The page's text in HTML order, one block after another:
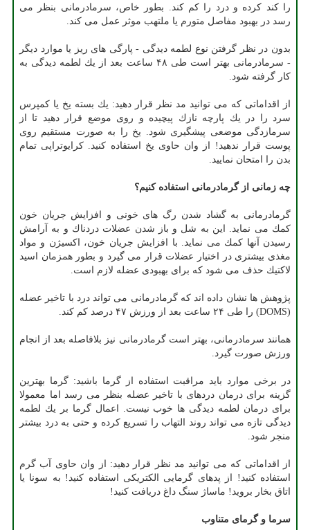
را كند كرده و درد را كم كند. بطور خاص، سرمادرمانی بنظر می
رسد در بهبود مفاصل متورم یا ملتهب موثر عمل می كند.
بدون در نظر گرفتن نوع لطمه دیدگی - پارگی های ریز یا موارد دیگر
- سرمادرمانی بهتر است طی ۴۸ ساعت بعد از یك لطمه دیدگی به
كار گرفته شود.
از اقداماتی كه می توانید مد نظر قرار دهید: یك بسته یخ یا كمپرس
سرد را در یك پارچه نازك پیچیده و روی موضع قرار دهید تا از
سرمازدگی موضعی پیشگیری شود. یخ را به صورت مستقیم روی
پوست قرار ندهید! از وان حاوی یخ استفاده كنید. كرایوتراپی تمام
بدن را امتحان نمایید.
چه زمانی از گرمادرمانی استفاده كنیم؟
گرمادرمانی به گشاد شدن رگ های خونی و افزایش جریان خون
كمك می نماید. این به شل و باز شدن عضلات دردناك و به آرامش
رسیدن آنها كمك می نماید. با افزایش جریان خون، اكسیژن و مواد
مغذی بیشتری در اختیار عضلات قرار می گیرد و بطور همزمان اسید
لاكتیك حذف می شود كه برای بهبودی عضله لازم است.
پژوهش ها نشان داده اند كه گرمادرمانی می تواند درد با تاخیر عضله
(DOMS) را طی ۲۴ ساعت بعد از ورزش ۴۷ درصد كم كند.
همانند سرمادرمانی، بهتر است گرمادرمانی نیز بلافاصله بعد از انجام
ورزش صورت گیرد.
در برخی موارد باید مراقبت استفاده از گرما باشید: گرما بهترین
گزینه برای درمان دردهای با تاخیر عضله بنظر می رسد اما معمولا
برای درمان لطمه دیدگی ها خوب نیست. اعمال گرما بر یك لطمه
دیدگی تازه می تواند روند التهاب را تسریع كرده و حتی به درد بیشتر
منجر شود.
از اقداماتی كه می توانید مد نظر قرار دهید: از وان حاوی آب گرم
استفاده كنید! از پدهای گرمایی الكتریكی استفاده كنید! به سونا یا
اتاق بخار بروید! ماساژ سنگ داغ دریافت كنید!
سرما و گرمای متناوب